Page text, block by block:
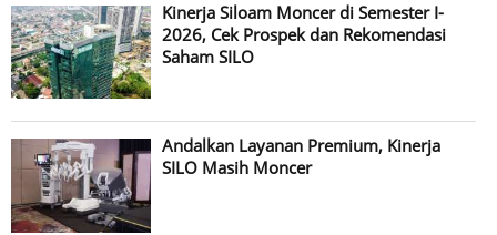
Kinerja Siloam Moncer di Semester I-
2026, Cek Prospek dan Rekomendasi
Saham SILO
Andalkan Layanan Premium, Kinerja
SILO Masih Moncer